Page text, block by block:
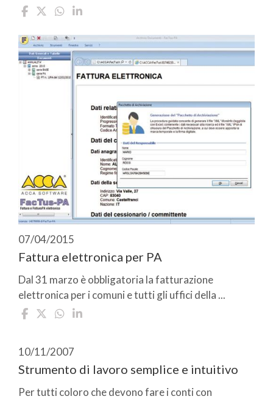
07/04/2015
Fattura elettronica per PA
Dal 31 marzo è obbligatoria la fatturazione
elettronica per i comuni e tutti gli uffici della ...
10/11/2007
Strumento di lavoro semplice e intuitivo
Per tutti coloro che devono fare i conti con